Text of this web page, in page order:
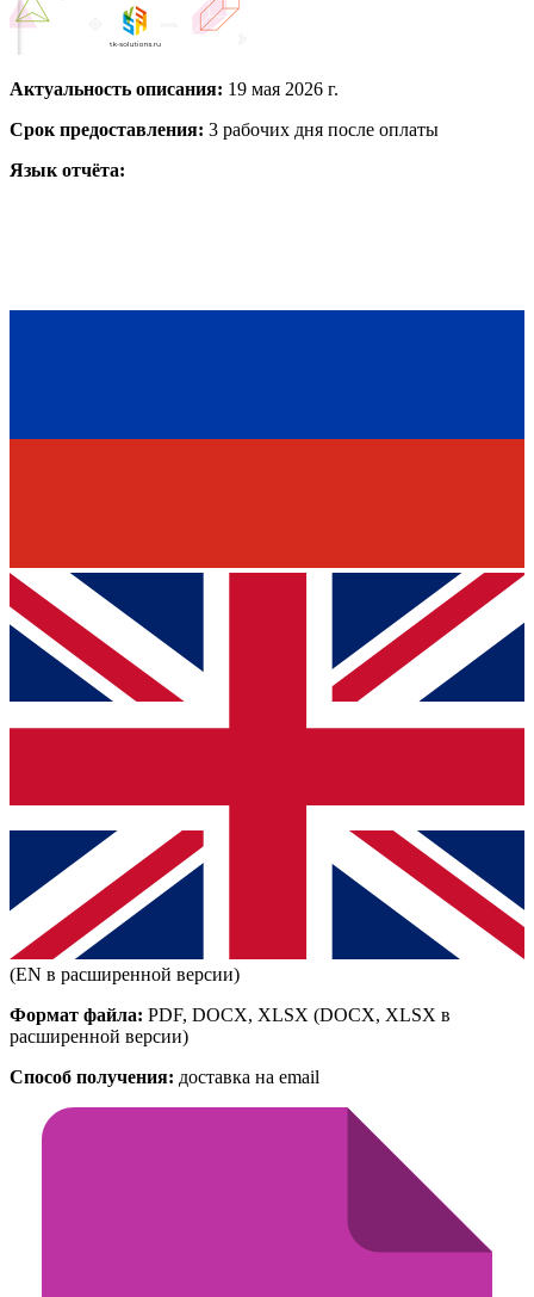
Актуальность описания: 19 мая 2026 г.
Срок предоставления: 3 рабочих дня после оплаты
Язык отчёта:
(EN в расширенной версии)
Формат файла: PDF, DOCX, XLSX (DOCX, XLSX в
расширенной версии)
Способ получения: доставка на email